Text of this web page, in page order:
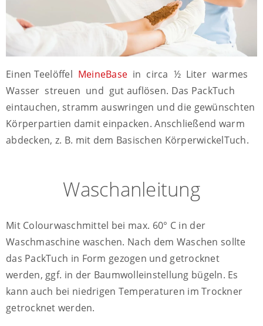
Einen Teelöffel MeineBase in circa ½ Liter warmes
Wasser streuen und gut auflösen. Das PackTuch
eintauchen, stramm auswringen und die gewünschten
Körperpartien damit einpacken. Anschließend warm
abdecken, z. B. mit dem Basischen KörperwickelTuch.
Waschanleitung
Mit Colourwaschmittel bei max. 60° C in der
Waschmaschine waschen. Nach dem Waschen sollte
das PackTuch in Form gezogen und getrocknet
werden, ggf. in der Baumwolleinstellung bügeln. Es
kann auch bei niedrigen Temperaturen im Trockner
getrocknet werden.